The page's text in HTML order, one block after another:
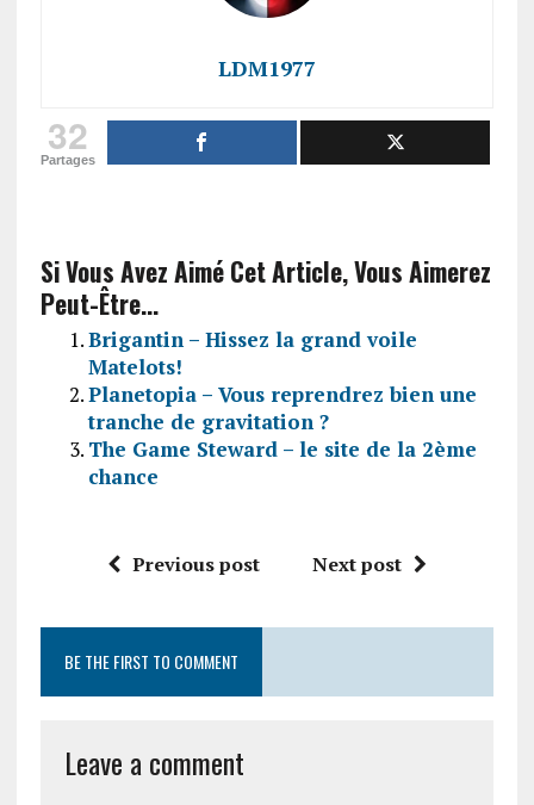
LDM1977
32
Partages
Si Vous Avez Aimé Cet Article, Vous Aimerez
Peut-Être...
Brigantin – Hissez la grand voile
Matelots!
Planetopia – Vous reprendrez bien une
tranche de gravitation ?
The Game Steward – le site de la 2ème
chance
Previous post Next post
BE THE FIRST TO COMMENT
Leave a comment